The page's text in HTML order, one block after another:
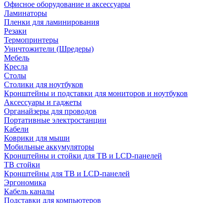
Офисное оборудование и аксессуары
Ламинаторы
Пленки для ламинирования
Резаки
Термопринтеры
Уничтожители (Шредеры)
Мебель
Кресла
Столы
Столики для ноутбуков
Кронштейны и подставки для мониторов и ноутбуков
Аксессуары и гаджеты
Органайзеры для проводов
Портативные электростанции
Кабели
Коврики для мыши
Мобильные аккумуляторы
Кронштейны и стойки для ТВ и LCD-панелей
ТВ стойки
Кронштейны для ТВ и LCD-панелей
Эргономика
Кабель каналы
Подставки для компьютеров